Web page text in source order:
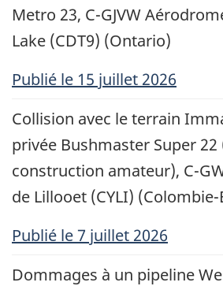
Metro 23, C-GJVW
Lake (CDT9) (Ontario)
Publié le 15 juillet 2026
Collision avec le terrain
privée Bushmaster Super
construction amateur), C-
de Lillooet (CYLI)
Publié le 7 juillet 2026
Dommages à un pipeline